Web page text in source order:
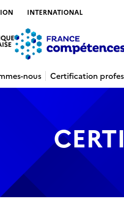
INTERNATIONAL
nous
Certification